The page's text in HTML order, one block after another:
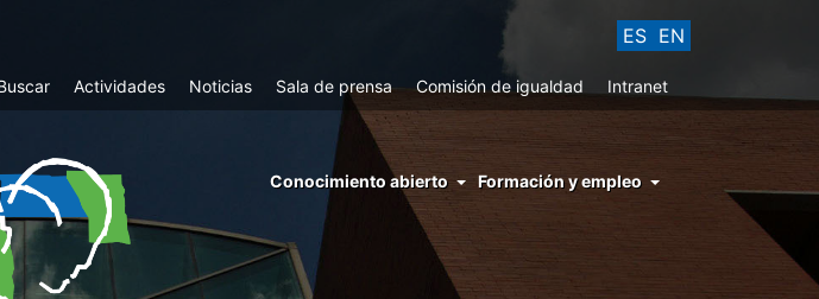
ES EN
Actividades Noticias Sala de prensa Comisión de igualdad Intranet
menu
conocimiento
abierto
Conocimiento abierto Formación y empleo